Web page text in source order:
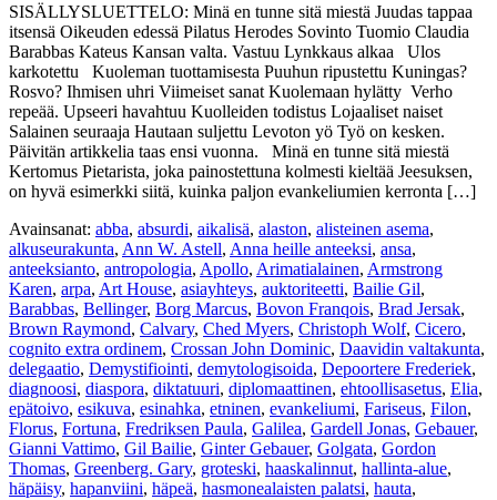
SISÄLLYSLUETTELO: Minä en tunne sitä miestä Juudas tappaa
itsensä Oikeuden edessä Pilatus Herodes Sovinto Tuomio Claudia
Barabbas Kateus Kansan valta. Vastuu Lynkkaus alkaa Ulos
karkotettu Kuoleman tuottamisesta Puuhun ripustettu Kuningas?
Rosvo? Ihmisen uhri Viimeiset sanat Kuolemaan hylätty Verho
repeää. Upseeri havahtuu Kuolleiden todistus Lojaaliset naiset
Salainen seuraaja Hautaan suljettu Levoton yö Työ on kesken.
Päivitän artikkelia taas ensi vuonna. Minä en tunne sitä miestä
Kertomus Pietarista, joka painostettuna kolmesti kieltää Jeesuksen,
on hyvä esimerkki siitä, kuinka paljon evankeliumien kerronta […]
Avainsanat: abba, absurdi, aikalisä, alaston, alisteinen asema,
alkuseurakunta, Ann W. Astell, Anna heille anteeksi, ansa,
anteeksianto, antropologia, Apollo, Arimatialainen, Armstrong
Karen, arpa, Art House, asiayhteys, auktoriteetti, Bailie Gil,
Barabbas, Bellinger, Borg Marcus, Bovon Franqois, Brad Jersak,
Brown Raymond, Calvary, Ched Myers, Christoph Wolf, Cicero,
cognito extra ordinem, Crossan John Dominic, Daavidin valtakunta,
delegaatio, Demystifiointi, demytologisoida, Depoortere Frederiek,
diagnoosi, diaspora, diktatuuri, diplomaattinen, ehtoollisasetus, Elia,
epätoivo, esikuva, esinahka, etninen, evankeliumi, Fariseus, Filon,
Florus, Fortuna, Fredriksen Paula, Galilea, Gardell Jonas, Gebauer,
Gianni Vattimo, Gil Bailie, Ginter Gebauer, Golgata, Gordon
Thomas, Greenberg. Gary, groteski, haaskalinnut, hallinta-alue,
häpäisy, hapanviini, häpeä, hasmonealaisten palatsi, hauta,